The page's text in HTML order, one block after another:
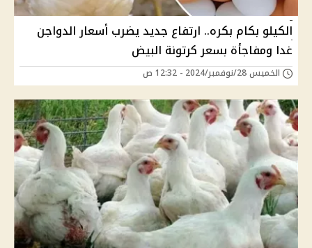
الكيلو بكام بكره.. ارتفاع جديد يضرب أسعار الدواجن
غدا ومفاجأة بسعر كرتونة البيض
الخميس 28/نوفمبر/2024 - 12:32 ص